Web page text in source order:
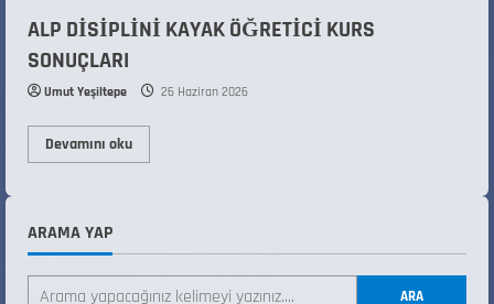
ALP DİSİPLİNİ KAYAK ÖĞRETİCİ KURS
SONUÇLARI
Umut Yeşiltepe 26 Haziran 2026
Devamını oku
ARAMA YAP
ARA
ŞAMPİYONASI